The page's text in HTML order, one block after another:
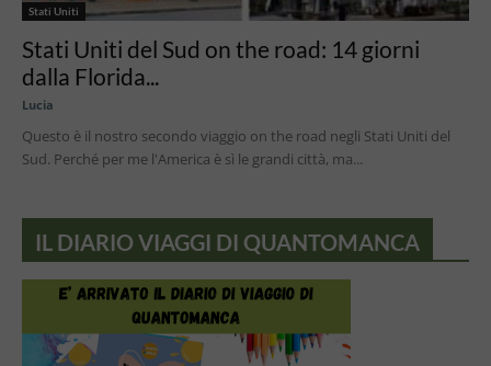
Stati Uniti
Stati Uniti del Sud on the road: 14 giorni
dalla Florida...
Lucia
Questo è il nostro secondo viaggio on the road negli Stati Uniti del
Sud. Perché per me l'America è sì le grandi città, ma...
IL DIARIO VIAGGI DI QUANTOMANCA